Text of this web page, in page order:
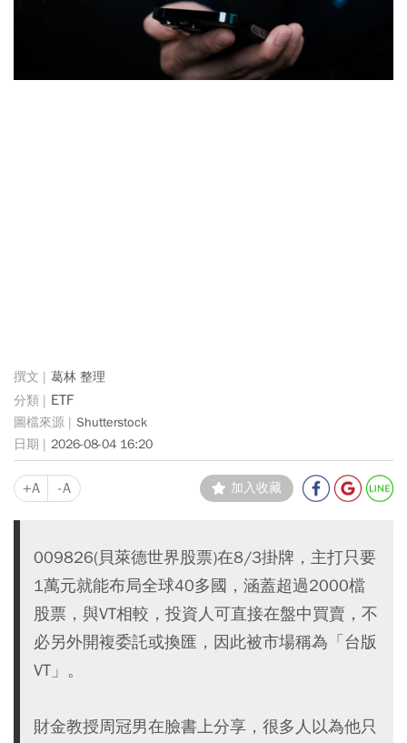
葛林 整理
ETF
Shutterstock
2026-08-04 16:20
+A -A 加入收藏
009826(貝萊德世界股票)在8/3掛牌，主打只要
1萬元就能布局全球40多國，涵蓋超過2000檔
股票，與VT相較，投資人可直接在盤中買賣，不
必另外開複委託或換匯，因此被市場稱為「台版
VT」。
財金教授周冠男在臉書上分享，很多人以為他只